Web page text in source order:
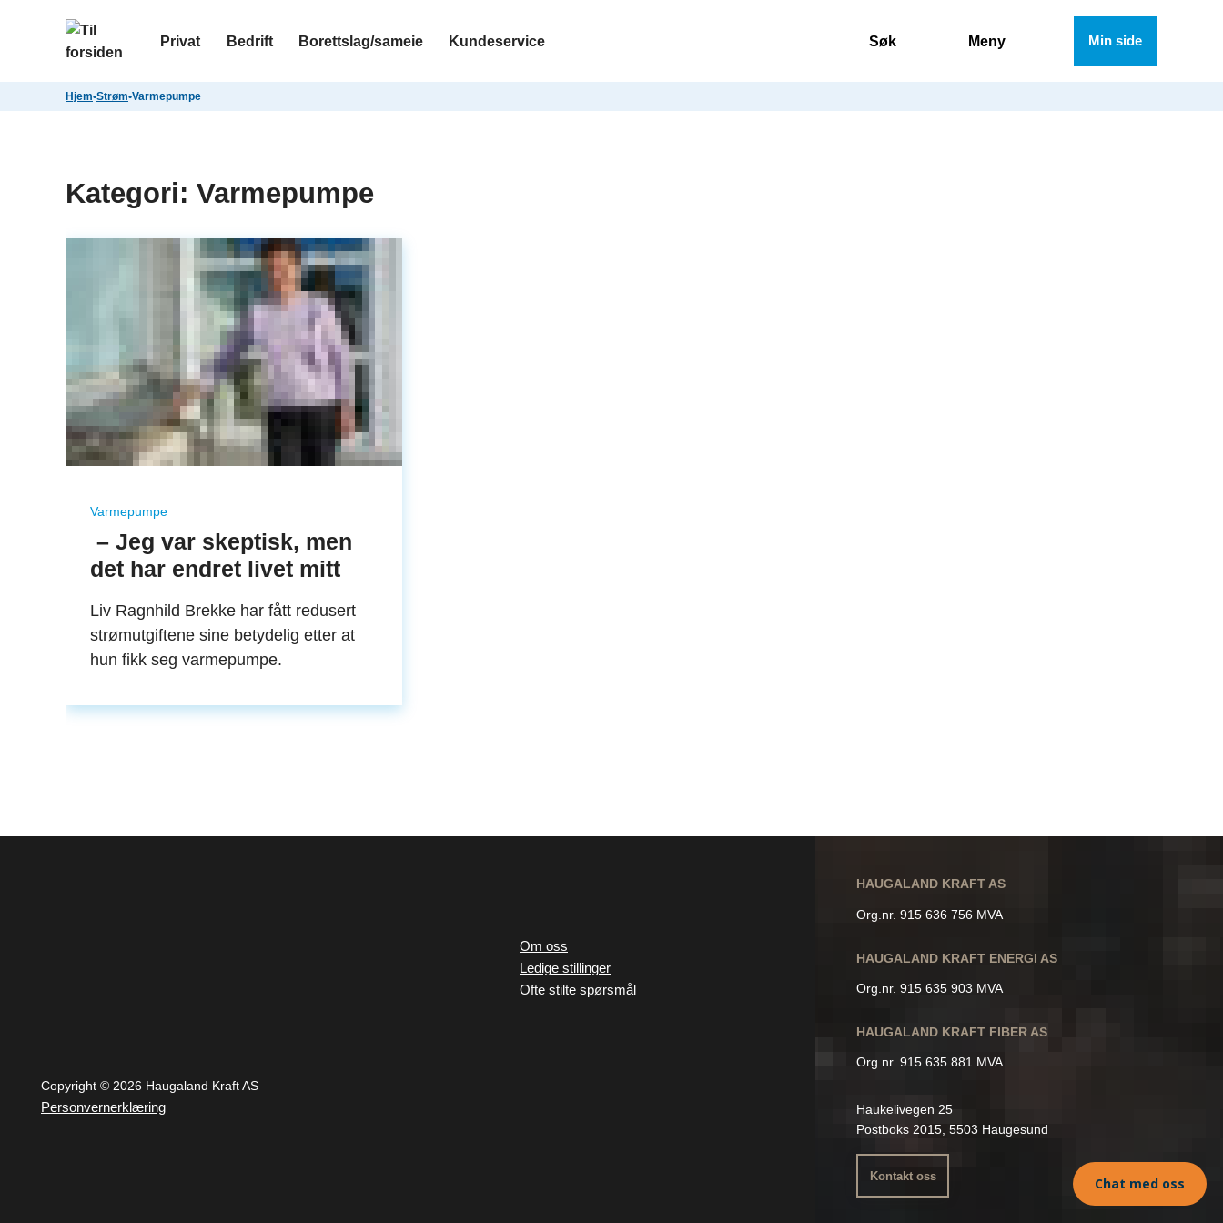
Privat Bedrift Borettslag/sameie Kundeservice Søk Meny Min side
Hjem•Strøm•Varmepumpe
Kategori: Varmepumpe
Varmepumpe
– Jeg var skeptisk, men
det har endret livet mitt
Liv Ragnhild Brekke har fått redusert
strømutgiftene sine betydelig etter at
hun fikk seg varmepumpe.
Chat med oss
Om oss
Ledige stillinger
Ofte stilte spørsmål
Copyright © 2026 Haugaland Kraft AS
Personvernerklæring
HAUGALAND KRAFT AS
Org.nr. 915 636 756 MVA
HAUGALAND KRAFT ENERGI AS
Org.nr. 915 635 903 MVA
HAUGALAND KRAFT FIBER AS
Org.nr. 915 635 881 MVA
Haukelivegen 25
Postboks 2015, 5503 Haugesund
Kontakt oss